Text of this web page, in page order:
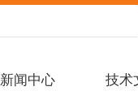
新闻中心 技术